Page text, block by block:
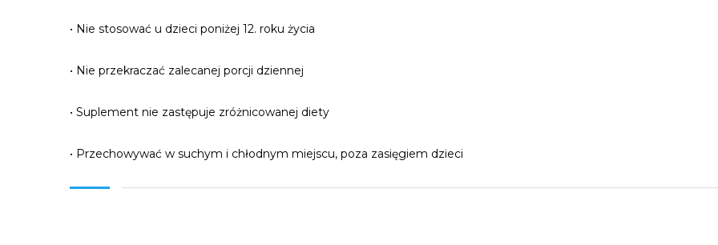
• Nie stosować u dzieci poniżej 12. roku życia
• Nie przekraczać zalecanej porcji dziennej
• Suplement nie zastępuje zróżnicowanej diety
• Przechowywać w suchym i chłodnym miejscu, poza zasięgiem dzieci